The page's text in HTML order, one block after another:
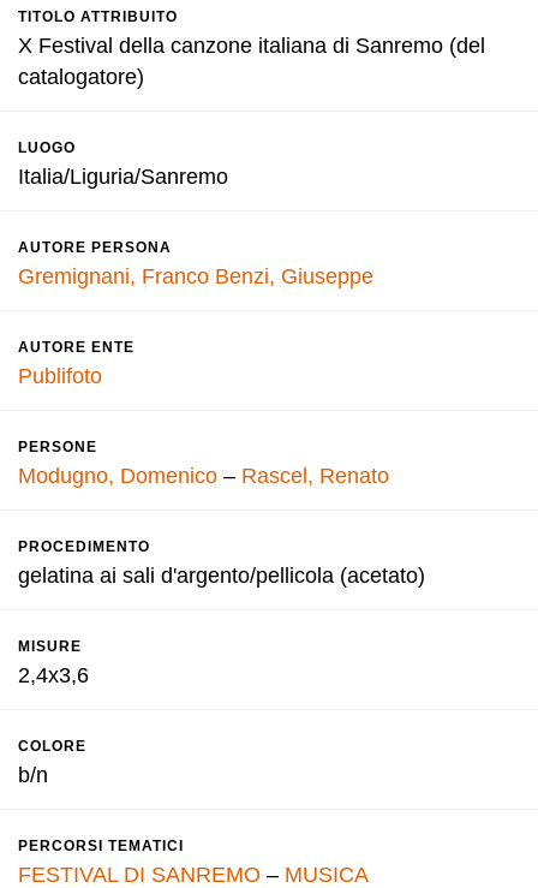
TITOLO ATTRIBUITO
X Festival della canzone italiana di Sanremo (del
catalogatore)
LUOGO
Italia/Liguria/Sanremo
AUTORE PERSONA
Gremignani, Franco Benzi, Giuseppe
AUTORE ENTE
Publifoto
PERSONE
Modugno, Domenico – Rascel, Renato
PROCEDIMENTO
gelatina ai sali d'argento/pellicola (acetato)
MISURE
2,4x3,6
COLORE
b/n
PERCORSI TEMATICI
FESTIVAL DI SANREMO – MUSICA